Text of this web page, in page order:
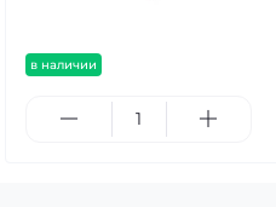
в наличии